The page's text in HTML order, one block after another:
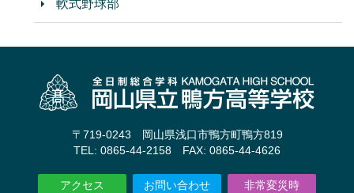
軟式野球部
〒719-0243 岡山県浅口市鴨方町鴨方819
TEL: 0865-44-2158 FAX: 0865-44-4626
アクセス お問い合わせ 非常変災時